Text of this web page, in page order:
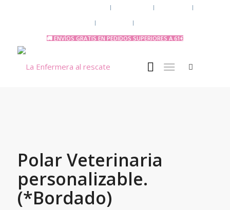
🚚 ENVÍOS GRATIS EN PEDIDOS SUPERIORES A 61€
Polar Veterinaria
personalizable.
(*Bordado)